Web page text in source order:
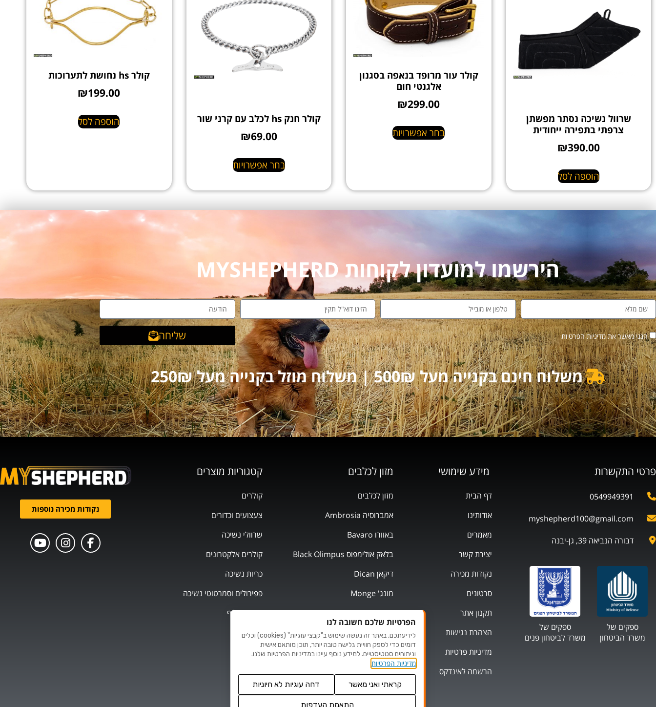
שרוול נשיכה נסתר מפשתן
צרפתי בתפירה ייחודית
₪390.00
הוספה לסל
קולר עור מרופד בנאפה בסגנון
אלגנטי חום
₪299.00
בחר אפשרויות
קולר חנק hs לכלב עם קרני שור
₪69.00
בחר אפשרויות
קולר hs נחושת לתערוכות
₪199.00
הוספה לסל
הירשמו למועדון לקוחות MYSHEPHERD
הנני מאשר את מדיניות הפרטיות שליחה
משלוח חינם בקנייה מעל 500₪ | משלוח מוזל בקנייה מעל 250₪
פרטי התקשרות
0549949391
myshepherd100@gmail.com
דבורה הנביאה 39, גן-יבנה
ספקים של
משרד הביטחון
ספקים של
משרד לביטחון פנים
מידע שימושי
דף הבית
אודותינו
מאמרים
יצירת קשר
נקודות מכירה
סרטונים
תקנון אתר
הצהרת נגישות
מדיניות פרטיות
הרשמה לאינדקס
מזון לכלבים
מזון לכלבים
אמברוסיה Ambrosia
באוורו Bavaro
בלאק אולימפוס Black Olimpus
דיקאן Dican
מונג' Monge
קטגוריות מוצרים
קולרים
צעצועים וכדורים
שרוולי נשיכה
קולרים אלקטרונים
כריות נשיכה
פפירולים וסמרטוטי נשיכה
מוצרי אילוף
נקודות מכירה נוספות
הפרטיות שלכם חשובה לנו
לידיעתכם, באתר זה נעשה שימוש ב"קבצי עוגיות" (cookies) וכלים
דומים כדי לספק חוויית גלישה טובה יותר, תוכן מותאם אישית
וניתוחים סטטיסטיים. למידע נוסף עיינו במדיניות הפרטיות שלנו.
מדיניות הפרטיות
קראתי ואני מאשר דחה עוגיות לא חיוניות
התאמת העדפות